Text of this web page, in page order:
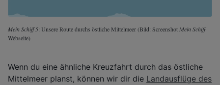
Mein Schiff 5: Unsere Route durchs östliche Mittelmeer (Bild: Screenshot Mein Schiff
Webseite)
Wenn du eine ähnliche Kreuzfahrt durch das östliche
Mittelmeer planst, können wir dir die Landausflüge des